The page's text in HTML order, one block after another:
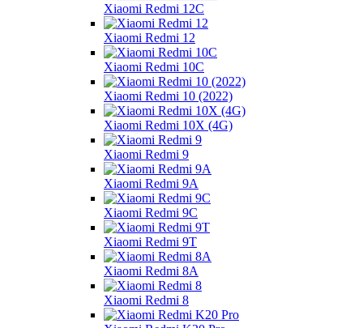
Xiaomi Redmi 12C
Xiaomi Redmi 12
Xiaomi Redmi 10C
Xiaomi Redmi 10 (2022)
Xiaomi Redmi 10X (4G)
Xiaomi Redmi 9
Xiaomi Redmi 9A
Xiaomi Redmi 9C
Xiaomi Redmi 9T
Xiaomi Redmi 8A
Xiaomi Redmi 8